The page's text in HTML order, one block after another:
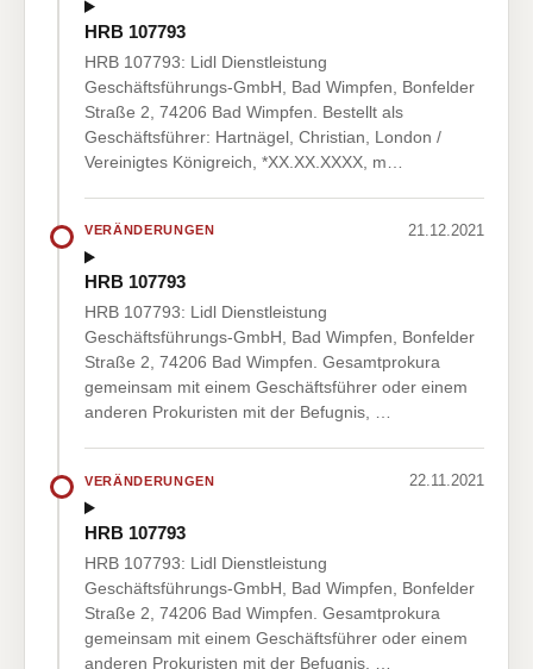
HRB 107793
HRB 107793: Lidl Dienstleistung
Geschäftsführungs-GmbH, Bad Wimpfen, Bonfelder
Straße 2, 74206 Bad Wimpfen. Bestellt als
Geschäftsführer: Hartnägel, Christian, London /
Vereinigtes Königreich, *XX.XX.XXXX, m…
VERÄNDERUNGEN 21.12.2021
HRB 107793
HRB 107793: Lidl Dienstleistung
Geschäftsführungs-GmbH, Bad Wimpfen, Bonfelder
Straße 2, 74206 Bad Wimpfen. Gesamtprokura
gemeinsam mit einem Geschäftsführer oder einem
anderen Prokuristen mit der Befugnis, …
VERÄNDERUNGEN 22.11.2021
HRB 107793
HRB 107793: Lidl Dienstleistung
Geschäftsführungs-GmbH, Bad Wimpfen, Bonfelder
Straße 2, 74206 Bad Wimpfen. Gesamtprokura
gemeinsam mit einem Geschäftsführer oder einem
anderen Prokuristen mit der Befugnis, …